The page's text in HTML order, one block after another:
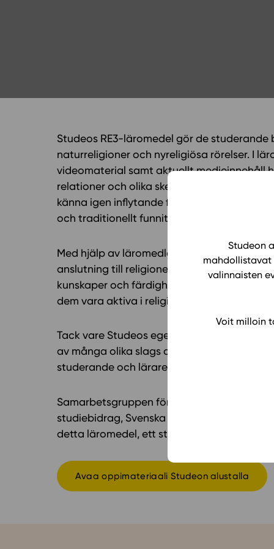
Studeon
mahdollistavat
valinnaisten
Voit milloin
Tilaa
Studeos RE3-läromedel gör de
naturreligioner och nyreligiösa rörelser. I
videomaterial samt aktuellt medieinnehåll
relationer och olika skeden under
känna igen inflytande från många av
och traditionellt funnits som i västvärlden.
Med hjälp av läromedlet utvecklas de
anslutning till religioner och medier.
kunskaper och färdigheter gällande
dem vara aktiva i religionsdialog, arbetsliv
Tack vare Studeos egenskaper sker
av många olika slags aktiverande
studerande och lärare att planera, följa
Samarbetsgruppen för
studiebidrag, Svenska folkskolans vänner
detta läromedel, ett stort tack!
Avaa oppimateriaali Studeon alustalla